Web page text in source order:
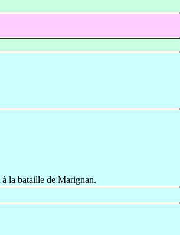
la bataille de Marignan.